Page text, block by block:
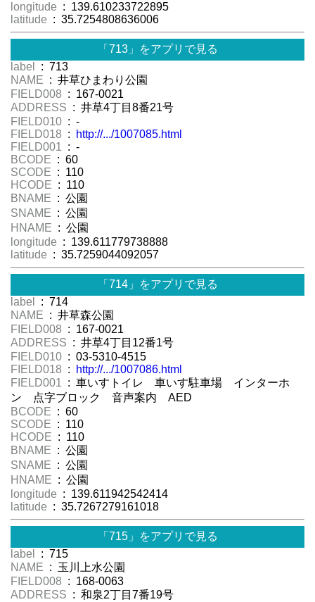
longitude : 139.610233722895
latitude : 35.7254808636006
「713」をアプリで見る
label
: 713
NAME : 井草ひまわり公園
FIELD008 : 167-0021
ADDRESS : 井草4丁目8番21号
FIELD010 : -
FIELD018 :
http://.../1007085.html
FIELD001 : -
BCODE : 60
SCODE : 110
HCODE : 110
BNAME : 公園
SNAME : 公園
HNAME : 公園
longitude : 139.611779738888
latitude : 35.7259044092057
「714」をアプリで見る
label
: 714
NAME : 井草森公園
FIELD008 : 167-0021
ADDRESS : 井草4丁目12番1号
FIELD010 : 03-5310-4515
FIELD018 :
http://.../1007086.html
FIELD001 : 車いすトイレ 車いす駐車場 インターホ
ン 点字ブロック 音声案内 AED
BCODE : 60
SCODE : 110
HCODE : 110
BNAME : 公園
SNAME : 公園
HNAME : 公園
longitude : 139.611942542414
latitude : 35.7267279161018
「715」をアプリで見る
label
: 715
NAME : 玉川上水公園
FIELD008 : 168-0063
ADDRESS : 和泉2丁目7番19号